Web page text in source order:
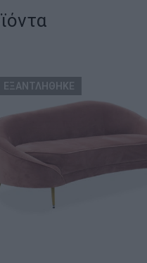
ΕΞΑΝΤΛΗΘΗΚΕ